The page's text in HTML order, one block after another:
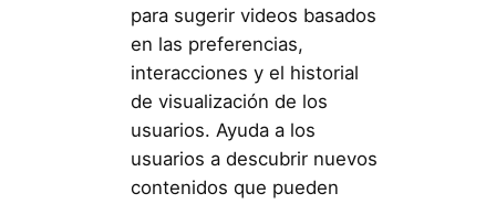
para sugerir videos basados
en las preferencias,
interacciones y el historial
de visualización de los
usuarios. Ayuda a los
usuarios a descubrir nuevos
contenidos que pueden